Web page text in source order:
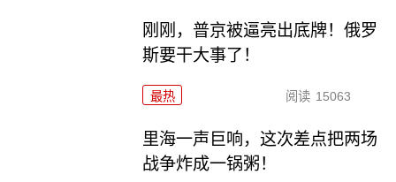
刚刚，普京被逼亮出底牌！俄罗
斯要干大事了！
最热 阅读 15063
里海一声巨响，这次差点把两场
战争炸成一锅粥！